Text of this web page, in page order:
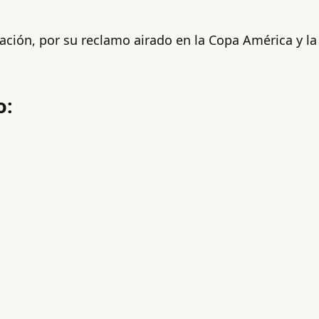
por su reclamo airado en la Copa América y la